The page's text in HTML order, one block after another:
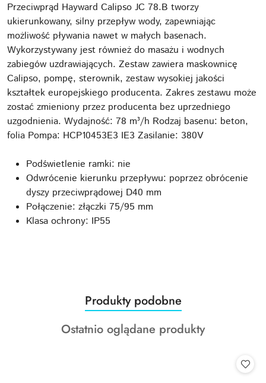
Przeciwprąd Hayward Calipso JC 78.B tworzy
ukierunkowany, silny przepływ wody, zapewniając
możliwość pływania nawet w małych basenach.
Wykorzystywany jest również do masażu i wodnych
zabiegów uzdrawiających. Zestaw zawiera maskownicę
Calipso, pompę, sterownik, zestaw wysokiej jakości
kształtek europejskiego producenta. Zakres zestawu może
zostać zmieniony przez producenta bez uprzedniego
uzgodnienia. Wydajność: 78 m³/h Rodzaj basenu: beton,
folia Pompa: HCP10453E3 IE3 Zasilanie: 380V
Podświetlenie ramki: nie
Odwrócenie kierunku przepływu: poprzez obrócenie
dyszy przeciwprądowej D40 mm
Połączenie: złączki 75/95 mm
Klasa ochrony: IP55
Pomiń karuzelę produktów
Produkty
o
statusie:
Produkty podobne
Produkty
Ostatnio oglądane produkty